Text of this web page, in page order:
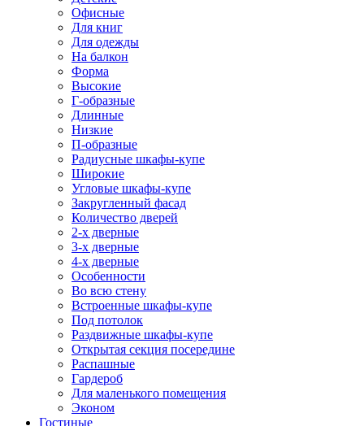
Офисные
Для книг
Для одежды
На балкон
Форма
Высокие
Г-образные
Длинные
Низкие
П-образные
Радиусные шкафы-купе
Широкие
Угловые шкафы-купе
Закругленный фасад
Количество дверей
2-х дверные
3-х дверные
4-х дверные
Особенности
Во всю стену
Встроенные шкафы-купе
Под потолок
Раздвижные шкафы-купе
Открытая секция посередине
Распашные
Гардероб
Для маленького помещения
Эконом
Гостиные